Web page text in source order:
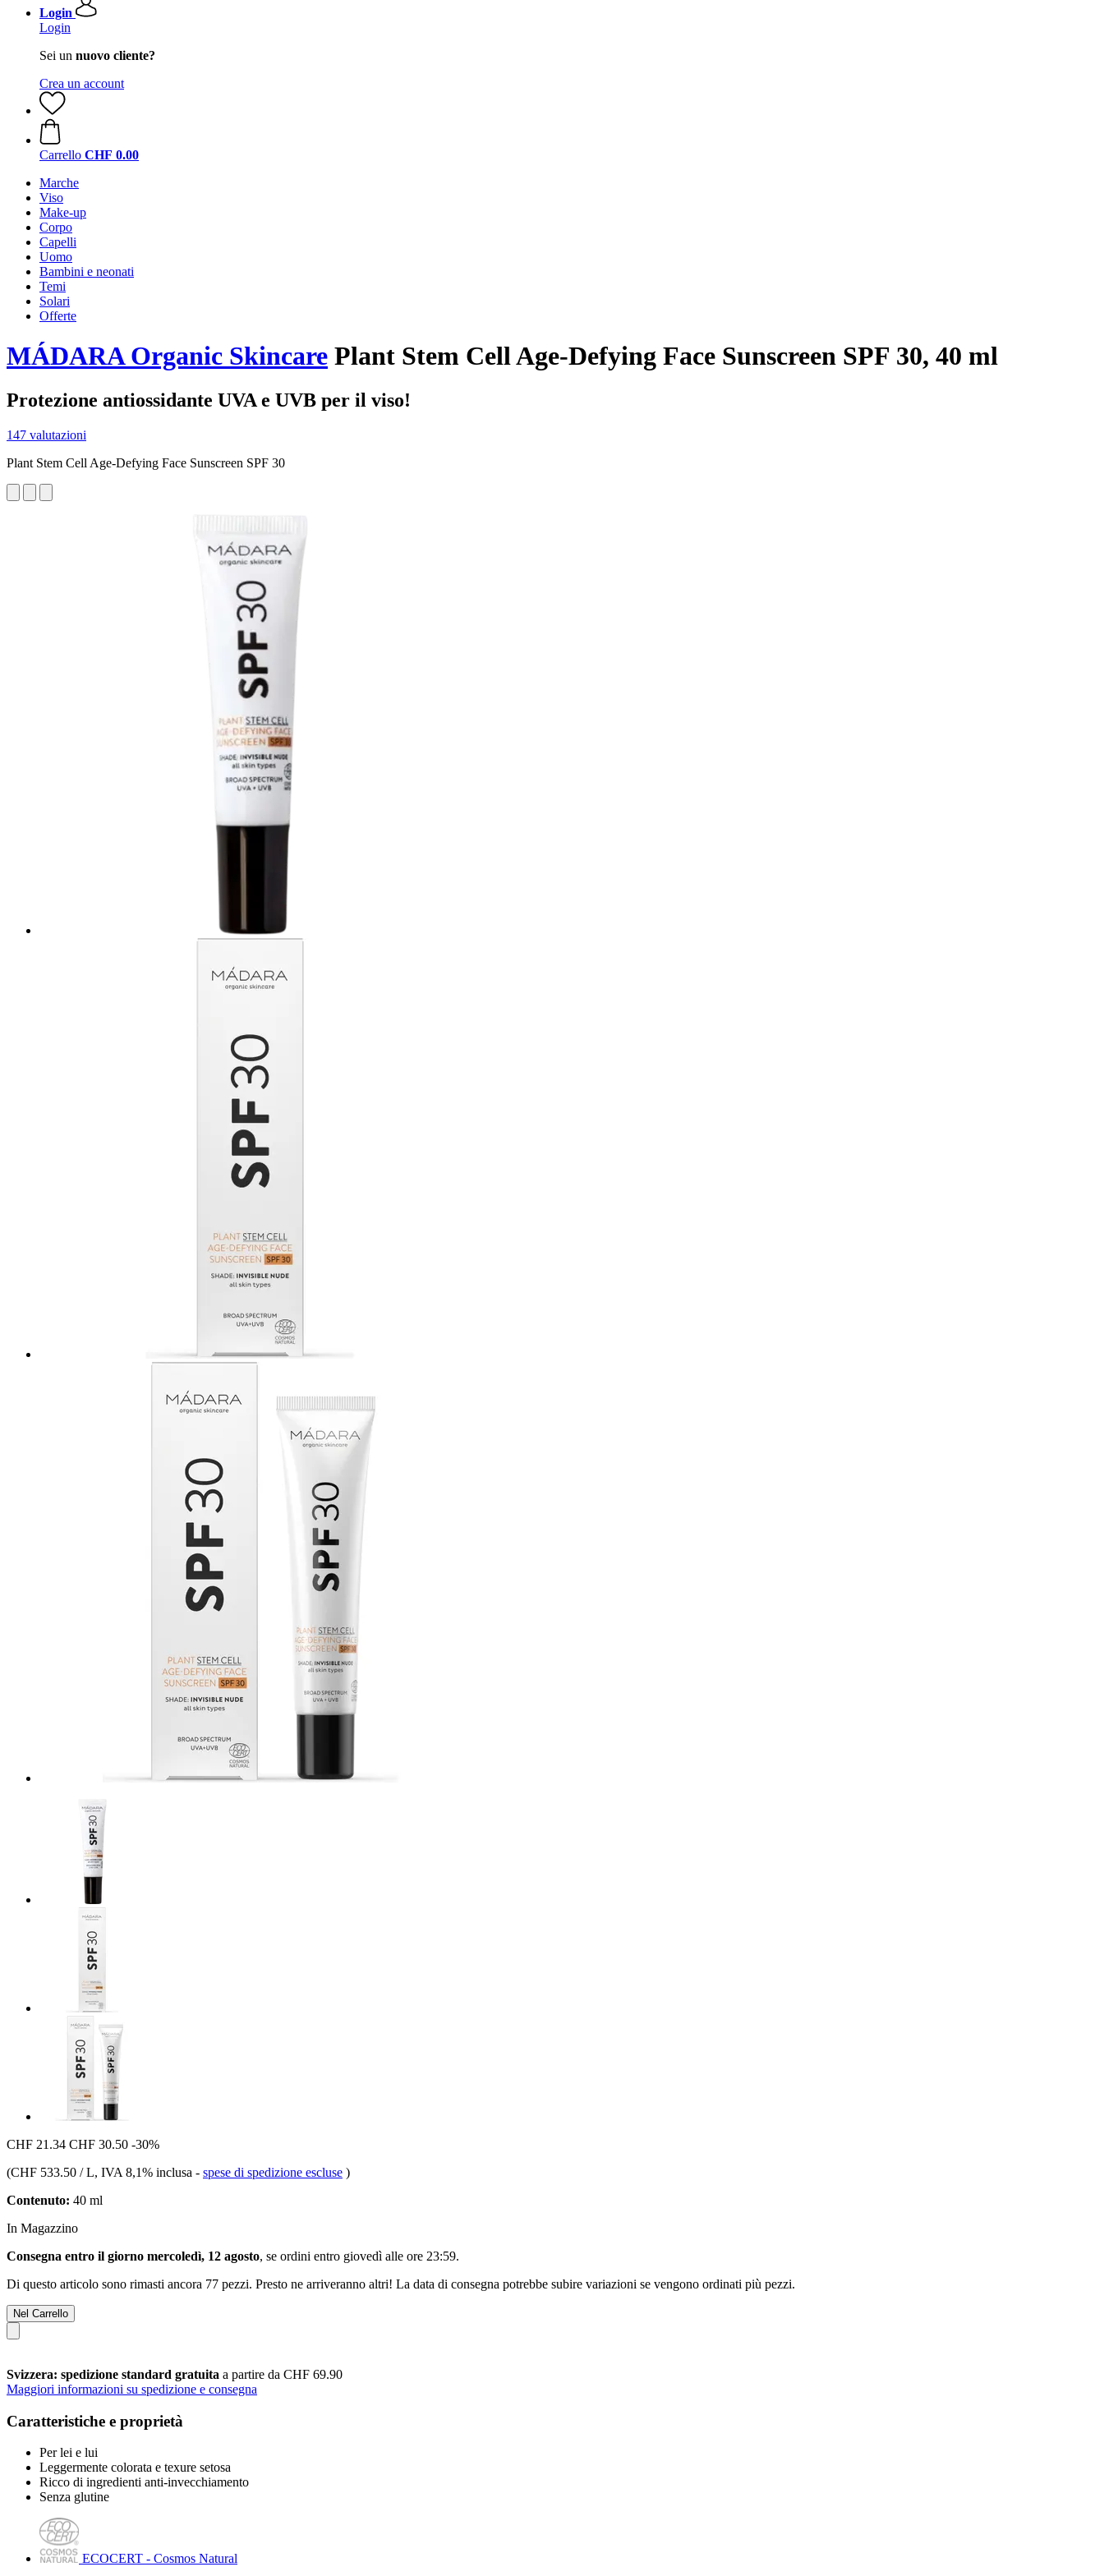
Login
Login
Sei un nuovo cliente?
Crea un account
Carrello CHF 0.00
Marche
Viso
Make-up
Corpo
Capelli
Uomo
Bambini e neonati
Temi
Solari
Offerte
MÁDARA Organic Skincare Plant Stem Cell Age-Defying Face Sunscreen SPF 30, 40 ml
Protezione antiossidante UVA e UVB per il viso!
147 valutazioni
Plant Stem Cell Age-Defying Face Sunscreen SPF 30
CHF 21.34 CHF 30.50 -30%
(CHF 533.50 / L, IVA 8,1% inclusa - spese di spedizione escluse )
Contenuto: 40 ml
In Magazzino
Consegna entro il giorno mercoledì, 12 agosto, se ordini entro giovedì alle ore 23:59.
Di questo articolo sono rimasti ancora 77 pezzi. Presto ne arriveranno altri! La data di consegna potrebbe subire variazioni se vengono ordinati più pezzi.
Nel Carrello
Svizzera: spedizione standard gratuita a partire da CHF 69.90
Maggiori informazioni su spedizione e consegna
Caratteristiche e proprietà
Per lei e lui
Leggermente colorata e texure setosa
Ricco di ingredienti anti-invecchiamento
Senza glutine
ECOCERT - Cosmos Natural